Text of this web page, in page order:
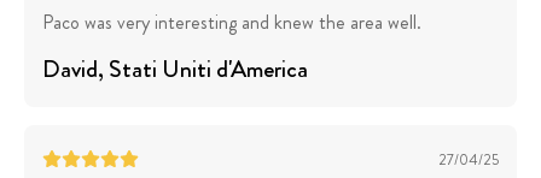
Paco was very interesting and knew the area well.
David, Stati Uniti d'America
27/04/25